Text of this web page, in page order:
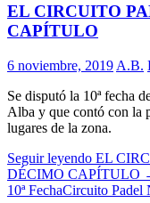
EL CIRCUITO
CAPÍTULO
6 noviembre, 2019 A.B.
Se disputó la 10ª fecha
Alba y que contó con la
lugares de la zona.
Seguir leyendo EL
DÉCIMO CAPÍTULO
10ª FechaCircuito Padel